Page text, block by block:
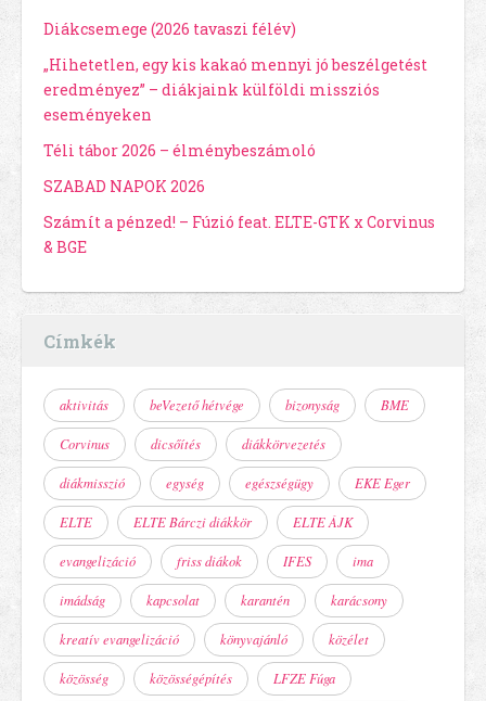
Diákcsemege (2026 tavaszi félév)
„Hihetetlen, egy kis kakaó mennyi jó beszélgetést
eredményez” – diákjaink külföldi missziós
eseményeken
Téli tábor 2026 – élménybeszámoló
SZABAD NAPOK 2026
Számít a pénzed! – Fúzió feat. ELTE-GTK x Corvinus
& BGE
Címkék
aktivitás beVezető hétvége bizonyság BME
Corvinus dicsőítés diákkörvezetés
diákmisszió egység egészségügy EKE Eger
ELTE ELTE Bárczi diákkör ELTE ÁJK
evangelizáció friss diákok IFES ima
imádság kapcsolat karantén karácsony
kreatív evangelizáció könyvajánló közélet
közösség közösségépítés LFZE Fúga